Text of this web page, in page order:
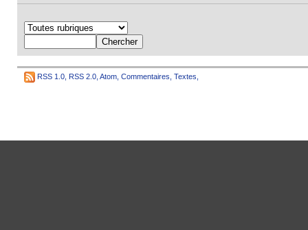
RSS 1.0 RSS 2.0 Atom Commentaires Textes